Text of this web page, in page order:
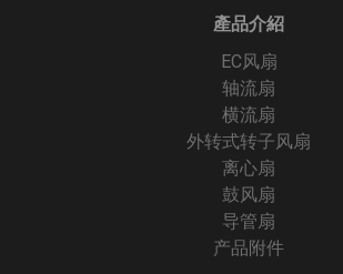
產品介紹
EC风扇
轴流扇
横流扇
外转式转子风扇
离心扇
鼓风扇
导管扇
产品附件